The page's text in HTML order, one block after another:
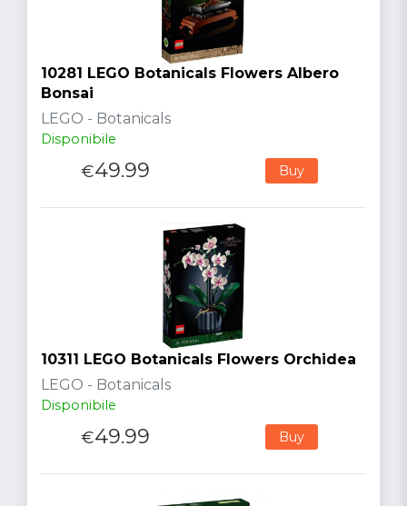
10281 LEGO Botanicals Flowers Albero
Bonsai
LEGO - Botanicals
Disponibile
€49.99 Buy
10311 LEGO Botanicals Flowers Orchidea
LEGO - Botanicals
Disponibile
€49.99 Buy